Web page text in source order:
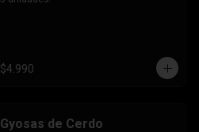
$4.990
Gyosas de Cerdo